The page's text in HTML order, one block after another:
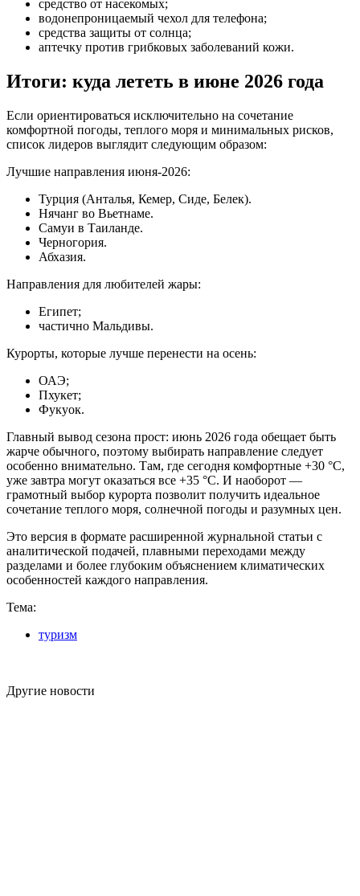
средство от насекомых;
водонепроницаемый чехол для телефона;
средства защиты от солнца;
аптечку против грибковых заболеваний кожи.
Итоги: куда лететь в июне 2026 года
Если ориентироваться исключительно на сочетание
комфортной погоды, теплого моря и минимальных рисков,
список лидеров выглядит следующим образом:
Лучшие направления июня-2026:
Турция (Анталья, Кемер, Сиде, Белек).
Нячанг во Вьетнаме.
Самуи в Таиланде.
Черногория.
Абхазия.
Направления для любителей жары:
Египет;
частично Мальдивы.
Курорты, которые лучше перенести на осень:
ОАЭ;
Пхукет;
Фукуок.
Главный вывод сезона прост: июнь 2026 года обещает быть
жарче обычного, поэтому выбирать направление следует
особенно внимательно. Там, где сегодня комфортные +30 °C,
уже завтра могут оказаться все +35 °C. И наоборот —
грамотный выбор курорта позволит получить идеальное
сочетание теплого моря, солнечной погоды и разумных цен.
Это версия в формате расширенной журнальной статьи с
аналитической подачей, плавными переходами между
разделами и более глубоким объяснением климатических
особенностей каждого направления.
Тема:
туризм
Другие новости